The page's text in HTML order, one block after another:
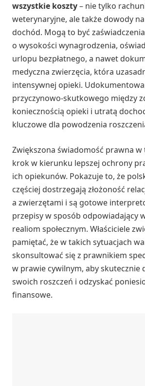
wszystkie koszty– nie tylko
weterynaryjne, ale także dowody
dochód. Mogą to być
o wysokości wynagrodzenia,
urlopu bezpłatnego, a nawet
medyczna zwierzęcia, która
intensywnej opieki.
przyczynowo-skutkowego między
koniecznością opieki i utratą
kluczowe dla powodzenia
Zwiększona świadomość prawna w
krok w kierunku lepszej ochrony
ich opiekunów. Pokazuje to, że
częściej dostrzegają złożoność
a zwierzętami i są gotowe
przepisy w sposób odpowiadający
realiom społecznym. Właściciele
pamiętać, że w takich sytuacjach
skonsultować się z prawnikiem
w prawie cywilnym, aby skutecznie
swoich roszczeń i odzyskać
finansowe.